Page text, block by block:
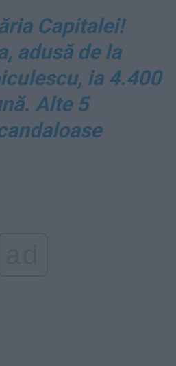
Capitalei!
adusă de la
ia 4.400
Alte 5